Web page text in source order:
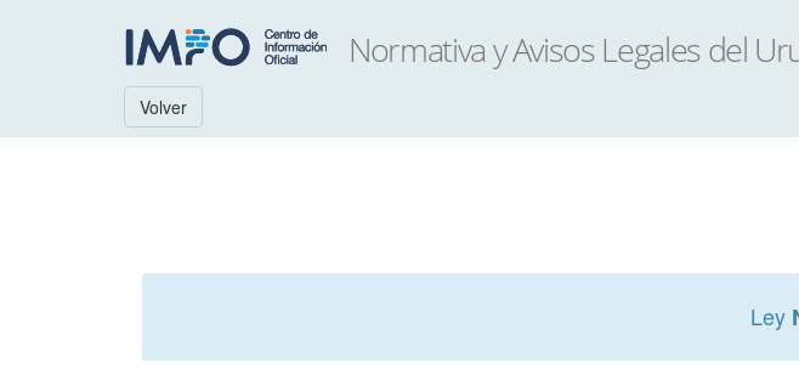
Volver
Ley